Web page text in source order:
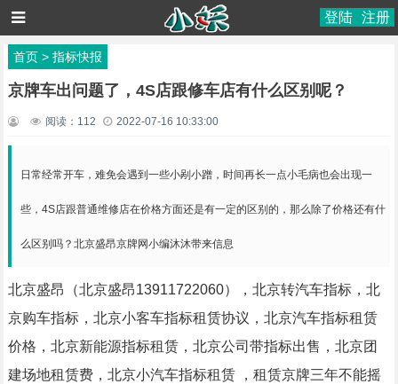
登陆 注册
首页> 指标快报
京牌车出问题了，4S店跟修车店有什么区别呢？
阅读： 112 2022-07-16 10:33:00
日常经常开车，难免会遇到一些小剐小蹭，时间再长一点小毛病也会出现一
些，4S店跟普通维修店在价格方面还是有一定的区别的，那么除了价格还有什
么区别吗？北京盛昂京牌网小编沐沐带来信息
北京盛昂（北京盛昂13911722060），北京转汽车指标，北
京购车指标，北京小客车指标租赁协议，北京汽车指标租赁
价格，北京新能源指标租赁，北京公司带指标出售，北京团
建场地租赁费，北京小汽车指标租赁
，租赁京牌三年不能摇